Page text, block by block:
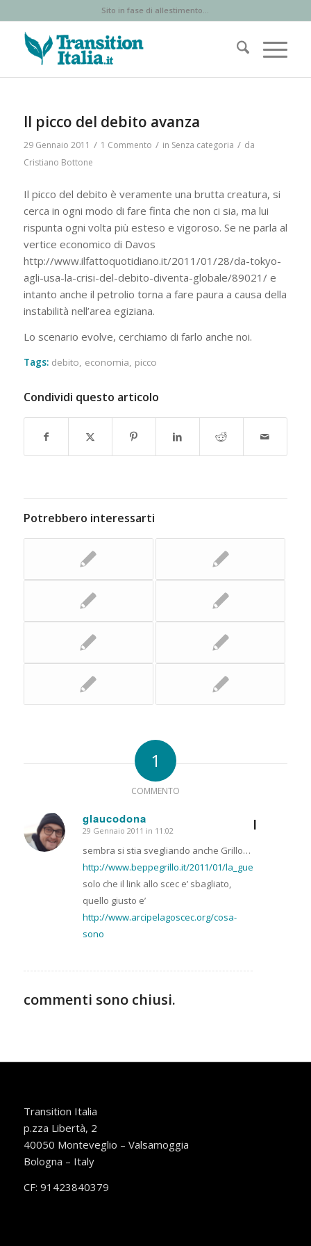
Sito in fase di allestimento...
Il picco del debito avanza
29 Gennaio 2011 / 1 Commento / in Senza categoria / da
Cristiano Bottone
Il picco del debito è veramente una brutta creatura, si
cerca in ogni modo di fare finta che non ci sia, ma lui
rispunta ogni volta più esteso e vigoroso. Se ne parla al
vertice economico di Davos
http://www.ilfattoquotidiano.it/2011/01/28/da-tokyo-
agli-usa-la-crisi-del-debito-diventa-globale/89021/ e
intanto anche il petrolio torna a fare paura a causa della
instabilità nell’area egiziana.
Lo scenario evolve, cerchiamo di farlo anche noi.
Tags: debito, economia, picco
Condividi questo articolo
Potrebbero interessarti
1
COMMENTO
glaucodona
dice:
29 Gennaio 2011 in 11:02
sembra si stia svegliando anche Grillo…
http://www.beppegrillo.it/2011/01/
solo che il link allo scec e’ sbagliato,
quello giusto e’
http://www.arcipelagoscec.org/cosa-
sono
I
commenti sono chiusi.
Transition Italia
p.zza Libertà, 2
40050 Monteveglio – Valsamoggia
Bologna – Italy
CF: 91423840379